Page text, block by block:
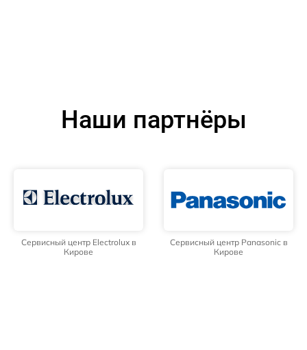
Наши партнёры
Сервисный центр Electrolux в
Кирове
Сервисный центр Panasonic в
Кирове